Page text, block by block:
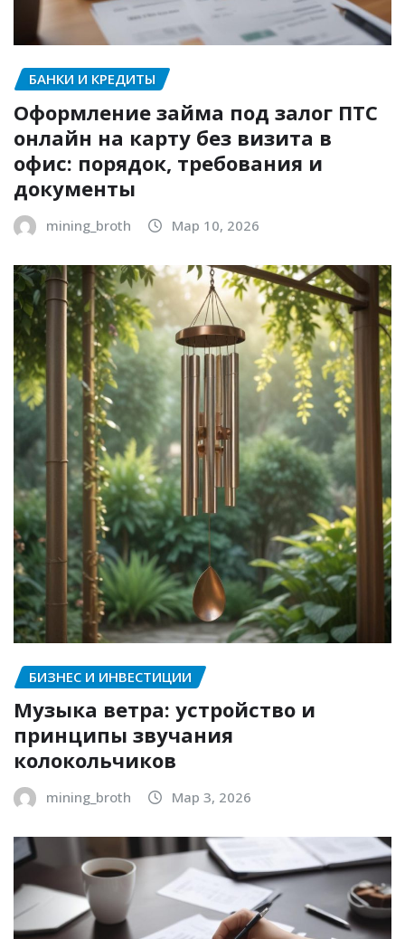
БАНКИ И КРЕДИТЫ
Оформление займа под залог ПТС
онлайн на карту без визита в
офис: порядок, требования и
документы
mining_broth Мар 10, 2026
БИЗНЕС И ИНВЕСТИЦИИ
Музыка ветра: устройство и
принципы звучания
колокольчиков
mining_broth Мар 3, 2026